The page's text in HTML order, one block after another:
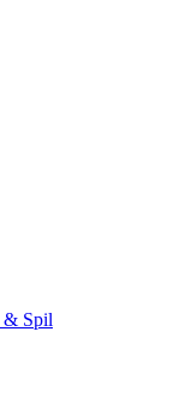
& Spil